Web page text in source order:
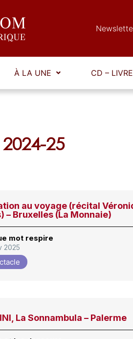
À LA UNE CD –
25
au voyage (récital
– Bruxelles (La Monnaie)
mot respire
2025
La Sonnambula – Palerme